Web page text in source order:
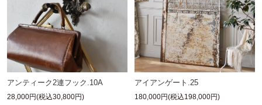
アンティーク2連フック.10A
28,000円(税込30,800円)
アイアンゲート.25
180,000円(税込198,000円)